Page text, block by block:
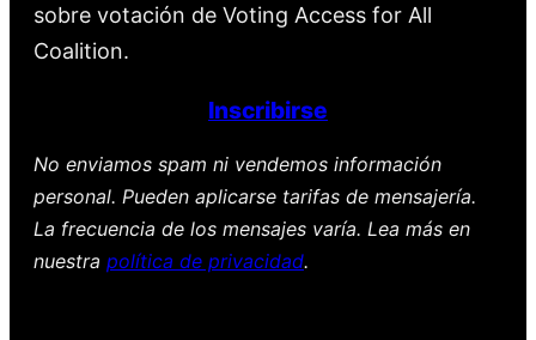
sobre votación de Voting Access for All
Coalition.
Inscribirse
No enviamos spam ni vendemos información
personal. Pueden aplicarse tarifas de mensajería.
La frecuencia de los mensajes varía. Lea más en
nuestra política de privacidad.